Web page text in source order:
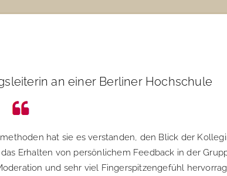
an einer Berliner Hochschule
hat sie es verstanden, den Blick der
Erhalten von persönlichem Feedback in der
und sehr viel Fingerspitzengefühl